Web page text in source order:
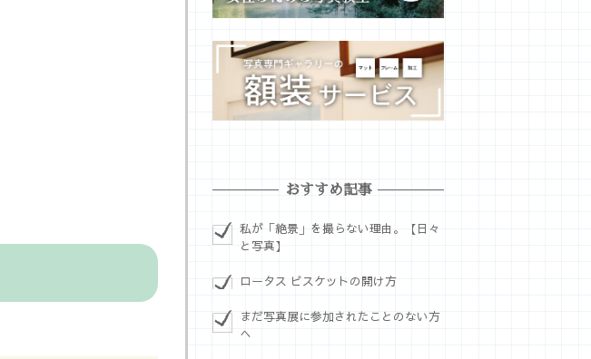
おすすめ記事
私が「絶景」を撮らない理由。【日々
と写真】
ロータス ビスケットの開け方
まだ写真展に参加されたことのない方
へ